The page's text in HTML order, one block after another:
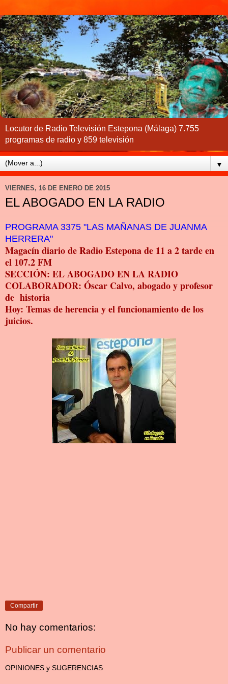
Locutor de Radio Televisión Estepona (Málaga) 7.755
programas de radio y 859 televisión
▼
VIERNES, 16 DE ENERO DE 2015
EL ABOGADO EN LA RADIO
PROGRAMA 3375 "LAS MAÑANAS DE JUANMA
HERRERA"
Magacín diario de Radio Estepona de 11 a 2 tarde en
el 107.2 FM
SECCIÓN: EL ABOGADO EN LA RADIO
COLABORADOR: Óscar Calvo, abogado y profesor
de historia
Hoy: Temas de herencia y el funcionamiento de los
juicios.
Compartir
No hay comentarios:
Publicar un comentario
OPINIONES y SUGERENCIAS